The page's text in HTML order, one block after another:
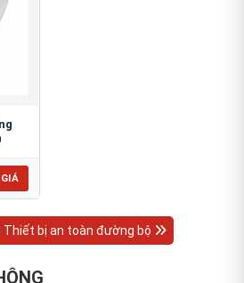
bị an toàn đường bộ